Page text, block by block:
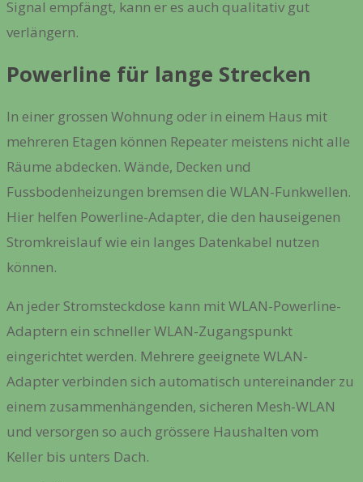
Signal empfängt, kann er es auch qualitativ gut
verlängern.
Powerline für lange Strecken
In einer grossen Wohnung oder in einem Haus mit
mehreren Etagen können Repeater meistens nicht alle
Räume abdecken. Wände, Decken und
Fussbodenheizungen bremsen die WLAN-Funkwellen.
Hier helfen Powerline-Adapter, die den hauseigenen
Stromkreislauf wie ein langes Datenkabel nutzen
können.
An jeder Stromsteckdose kann mit WLAN-Powerline-
Adaptern ein schneller WLAN-Zugangspunkt
eingerichtet werden. Mehrere geeignete WLAN-
Adapter verbinden sich automatisch untereinander zu
einem zusammenhängenden, sicheren Mesh-WLAN
und versorgen so auch grössere Haushalten vom
Keller bis unters Dach.